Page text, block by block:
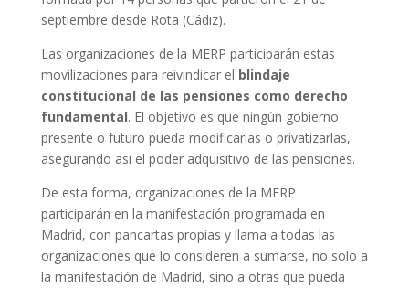
septiembre desde Rota (Cádiz).
Las organizaciones de la MERP participarán estas
movilizaciones para reivindicar el blindaje
constitucional de las pensiones como derecho
fundamental. El objetivo es que ningún gobierno
presente o futuro pueda modificarlas o privatizarlas,
asegurando así el poder adquisitivo de las pensiones.
De esta forma, organizaciones de la MERP
participarán en la manifestación programada en
Madrid, con pancartas propias y llama a todas las
organizaciones que lo consideren a sumarse, no solo a
la manifestación de Madrid, sino a otras que pueda